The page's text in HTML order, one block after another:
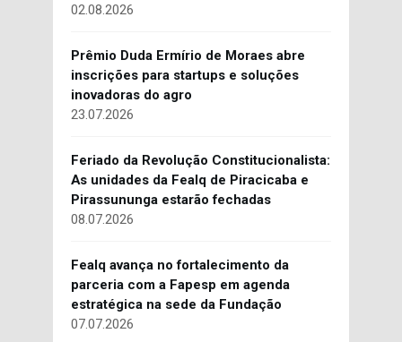
02.08.2026
Prêmio Duda Ermírio de Moraes abre
inscrições para startups e soluções
inovadoras do agro
23.07.2026
Feriado da Revolução Constitucionalista:
As unidades da Fealq de Piracicaba e
Pirassununga estarão fechadas
08.07.2026
Fealq avança no fortalecimento da
parceria com a Fapesp em agenda
estratégica na sede da Fundação
07.07.2026